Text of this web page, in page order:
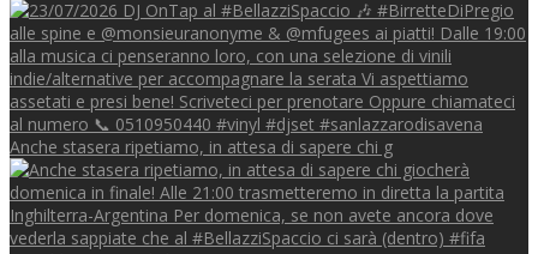
Anche stasera ripetiamo, in attesa di sapere chi g